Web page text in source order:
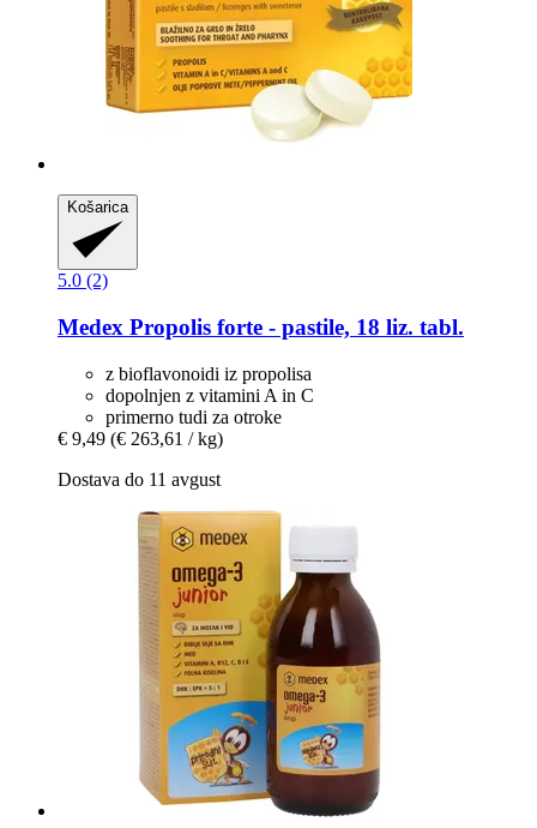
Košarica
5.0 (2)
Medex Propolis forte -​ pastile, 18 liz. tabl.
z bioflavonoidi iz propolisa
dopolnjen z vitamini A in C
primerno tudi za otroke
€ 9,49 (€ 263,61 / kg)
Dostava do 11 avgust